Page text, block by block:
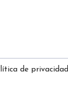
de privacidad